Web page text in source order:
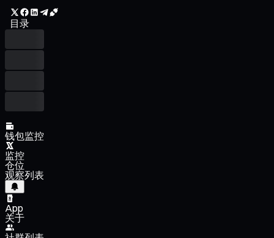
目录
钱包监控
监控
仓位
观察列表
App
关于